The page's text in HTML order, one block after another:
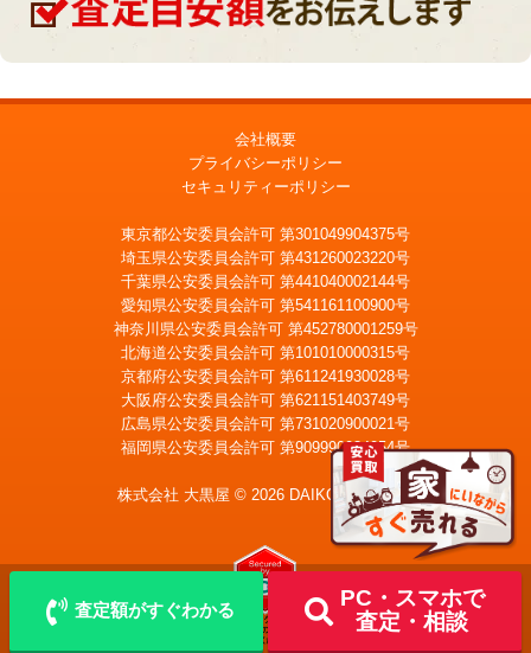
査定額がすぐわかる
PC・スマホで
査定・相談
LINE査定 メール査定
宅配買取を申込む
会社概要
プライバシーポリシー
セキュリティーポリシー
東京都公安委員会許可 第301049904375号
埼玉県公安委員会許可 第431260023220号
千葉県公安委員会許可 第441040002144号
愛知県公安委員会許可 第541161100900号
神奈川県公安委員会許可 第452780001259号
北海道公安委員会許可 第101010000315号
京都府公安委員会許可 第611241930028号
大阪府公安委員会許可 第621151403749号
広島県公安委員会許可 第731020900021号
福岡県公安委員会許可 第909990034054号
株式会社 大黒屋 © 2026 DAIKOKUYA, Inc.